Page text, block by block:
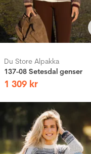
Du Store Alpakka
137-08 Setesdal genser
1 309 kr